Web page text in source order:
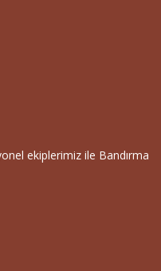
ekiplerimiz ile Bandırma